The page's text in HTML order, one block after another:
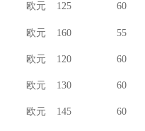
欧元 125 60
欧元 160 55
欧元 120 60
欧元 130 60
欧元 145 60